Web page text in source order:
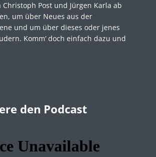
Post und Jürgen Karla ab
um über Neues aus der
und um über dieses oder jenes
Komm‘ doch einfach dazu und
den Podcast